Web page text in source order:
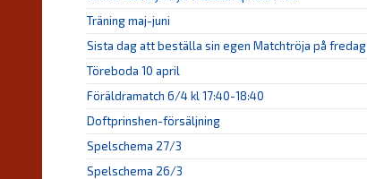
Träning maj-juni
Sista dag att beställa sin egen Matchtröja på fredag
Töreboda 10 april
Föräldramatch 6/4 kl 17:40-18:40
Doftprinshen-försäljning
Spelschema 27/3
Spelschema 26/3